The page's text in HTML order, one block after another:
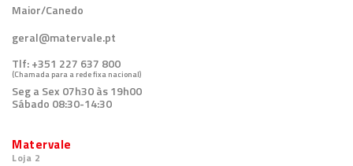
Maior/Canedo
geral@matervale.pt
Tlf:+351 227 637 800
(Chamada para a rede fixa nacional)
Seg a Sex 07h30 às 19h00
Sábado 08:30-14:30
Matervale
Loja 2